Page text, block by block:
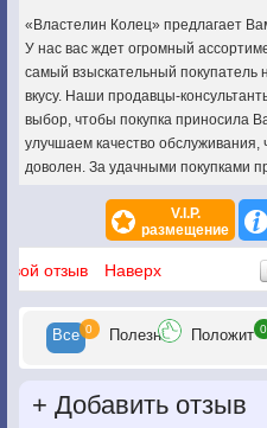
«Властелин Колец» предлагает
У нас вас ждет огромный
самый взыскательный покупатель
вкусу. Наши продавцы-
выбор, чтобы покупка приносила
улучшаем качество обслуживания,
доволен. За удачными покупками
V.I.P.
размещение
Отзывы
отзыв Наверх
Все 0 Полезн Положит 0
+ Добавить отзыв